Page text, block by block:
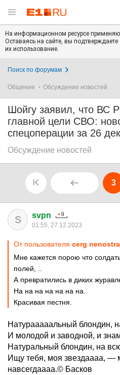
На информационном ресурсе
Оставаясь на сайте, вы подтверждаете
их использование.
Поиск по форумам
Общение Обсуждение новостей
Шойгу заявил, что ВС
главной цели СВО:
спецоперации за 26
Обсуждение новостей
3
S svpn
01:55, 27.12.2023
От пользователя cerg
Мне кажется порою что
полей, ..
А превратились в диких
На на на на на на на..
Красивая пестня.
Натурааааальный блондин,
И молодой и заводной, и
Натуральный блондин, на
Ищу тебя, моя звездаааа, —
навсегдаааа.© Басков